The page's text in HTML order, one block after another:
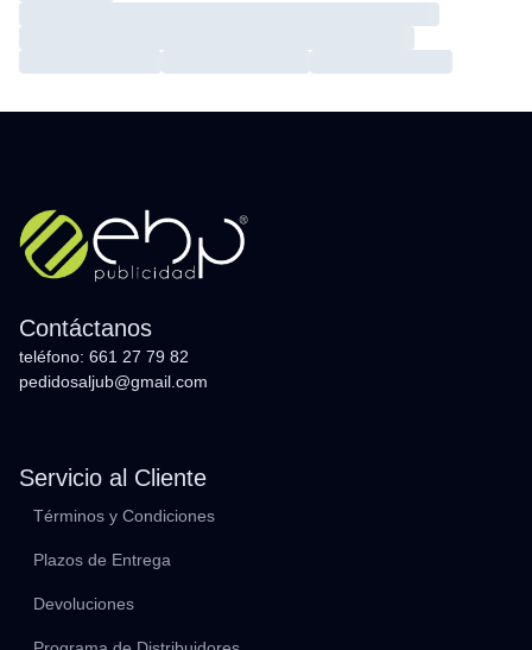
Contáctanos
teléfono: 661 27 79 82
pedidosaljub@gmail.com
Servicio al Cliente
Términos y Condiciones
Plazos de Entrega
Devoluciones